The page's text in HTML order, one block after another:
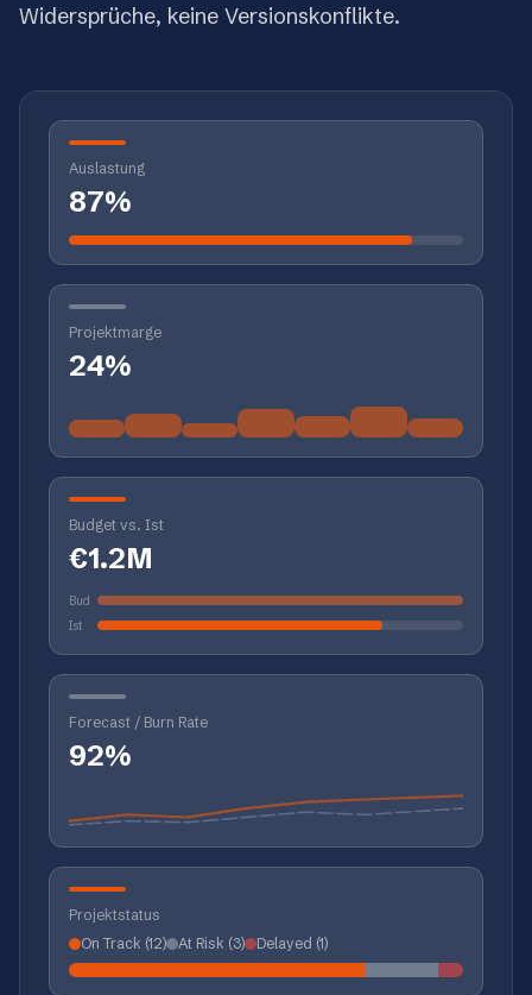
Widersprüche, keine Versionskonflikte.
Auslastung
87%
Projektmarge
24%
Budget vs. Ist
€1.2M
Bud
Ist
Forecast / Burn Rate
92%
Projektstatus
On Track (12)
At Risk (3) Delayed (1)